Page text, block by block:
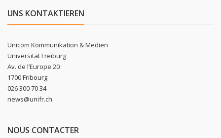
UNS KONTAKTIEREN
Unicom Kommunikation & Medien
Universität Freiburg
Av. de l’Europe 20
1700 Fribourg
026 300 70 34
news@unifr.ch
NOUS CONTACTER